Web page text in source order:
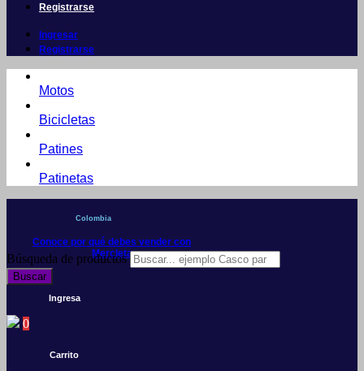
Registrarse
Ingresar
Registrarse
Motos
Bicicletas
Patines
Patinetas
Colombia
Conoce por qué debes vender con
Mercleta
Búsqueda de productos
Buscar
Ingresa
0
Carrito